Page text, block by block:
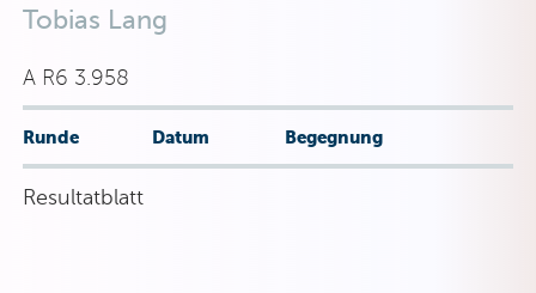
Tobias Lang
A R6 3.958
Runde Datum Begegnung
Resultatblatt